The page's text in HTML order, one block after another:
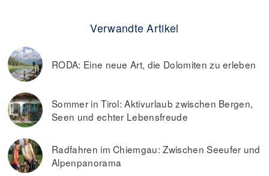
Verwandte Artikel
RODA: Eine neue Art, die Dolomiten zu erleben
Sommer in Tirol: Aktivurlaub zwischen Bergen,
Seen und echter Lebensfreude
Radfahren im Chiemgau: Zwischen Seeufer und
Alpenpanorama